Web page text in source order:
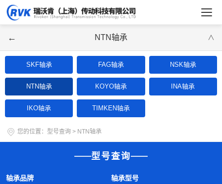
← NTN轴承 ∨
SKF轴承 FAG轴承 NSK轴承
NTN轴承 KOYO轴承 INA轴承
IKO轴承 TIMKEN轴承
您的位置： 型号查询 > NTN轴承
型号查询
轴承品牌 轴承型号